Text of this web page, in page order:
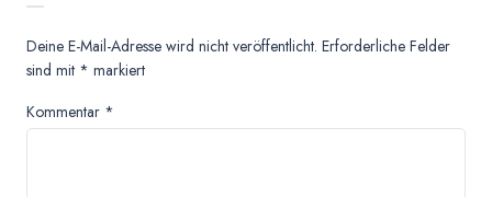
Deine E-Mail-Adresse wird nicht veröffentlicht. Erforderliche Felder
sind mit * markiert
Kommentar *